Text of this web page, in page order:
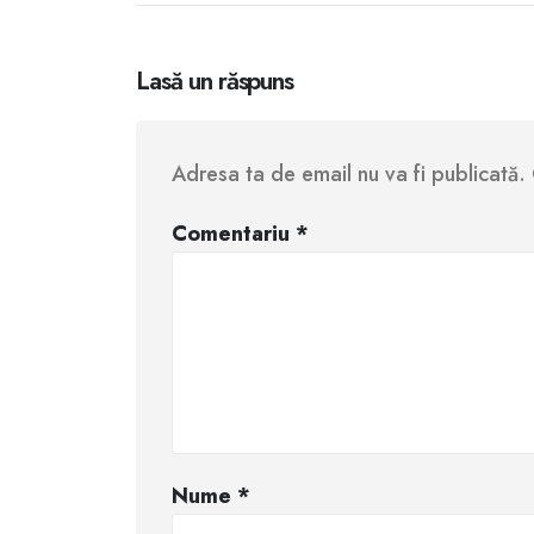
Lasă un răspuns
Adresa ta de email nu va fi publicată.
Comentariu *
Nume *